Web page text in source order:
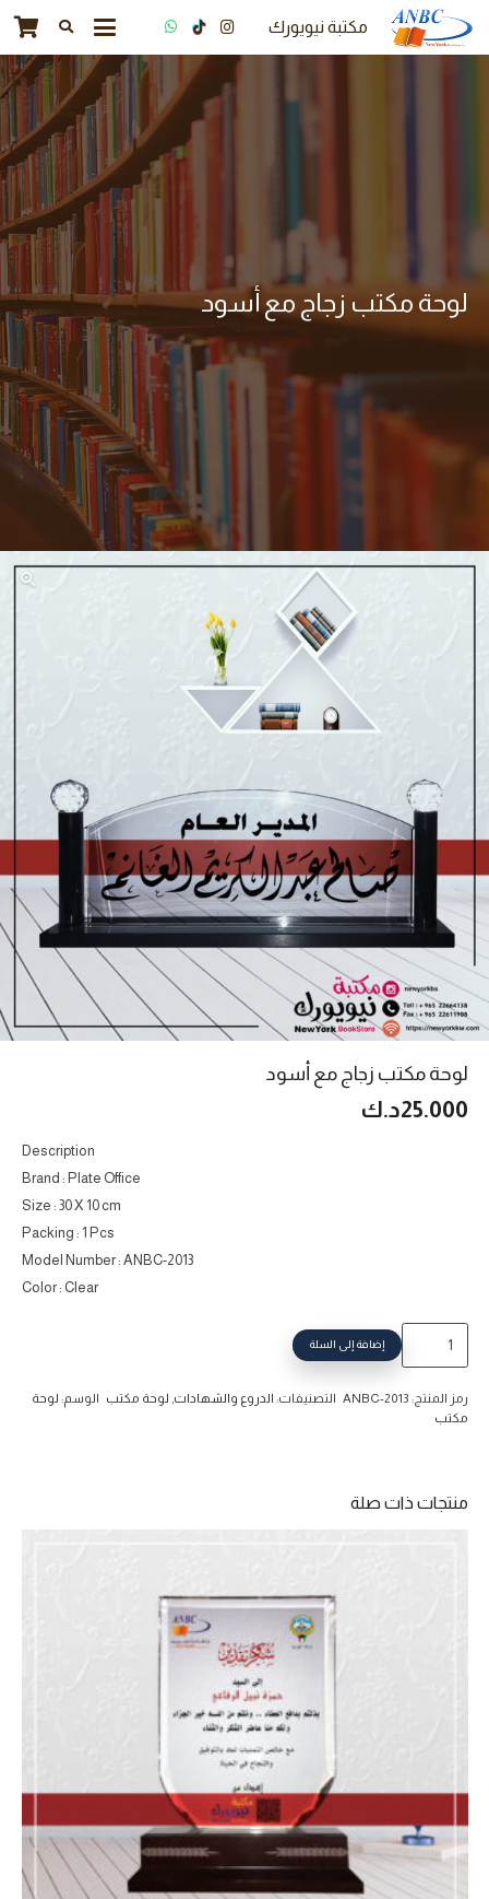
مكتبة نيويورك
لوحة مكتب زجاج مع أسود
لوحة مكتب زجاج مع أسود
25.000د.ك
Description
Brand : Plate Office
Size : 30 X 10 cm
Packing : 1 Pcs
Model Number : ANBC-2013
Color : Clear
لوحة
زجاج
إضافة إلى السلة
رمز المنتج: ANBC-2013 التصنيفات: الدروع والشهادات لوحة مكتب الوسم: لوحة
مكتب
منتجات ذات صلة